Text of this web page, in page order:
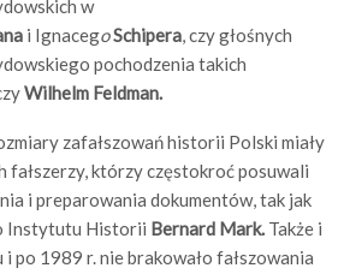
w
i IgnacegoSchipera, czy głośnych
pochodzenia takich
Wilhelm Feldman.
zafałszowań historii Polski miały
fałszerzy, którzy częstokroć posuwali
i preparowania dokumentów, tak jak
Instytutu Historii Bernard Mark. Także i
po 1989 r. nie brakowało fałszowania